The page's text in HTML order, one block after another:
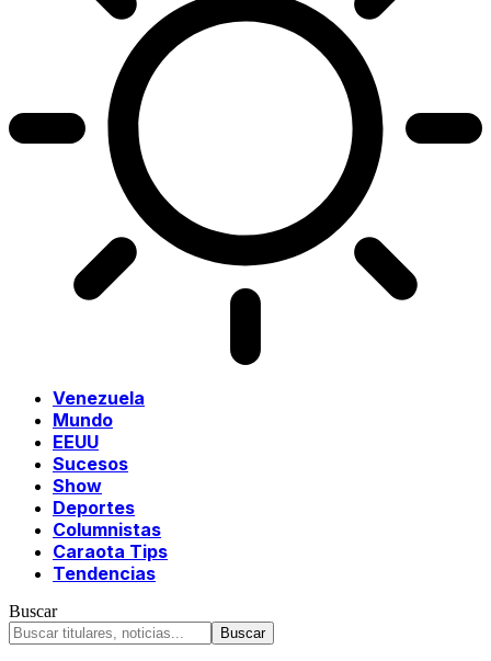
Venezuela
Mundo
EEUU
Sucesos
Show
Deportes
Columnistas
Caraota Tips
Tendencias
Buscar